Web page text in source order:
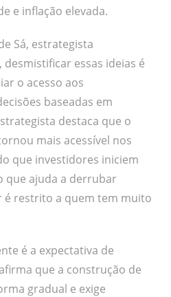
e inflação elevada.
Sá, estrategista
essas ideias é
o acesso aos
baseadas em
destaca que o
mais acessível nos
que investidores iniciem
que ajuda a derrubar
é restrito a quem tem muito
é a expectativa de
que a construção de
gradual e exige